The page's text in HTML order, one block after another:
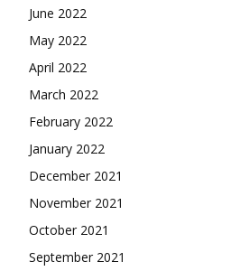
June 2022
May 2022
April 2022
March 2022
February 2022
January 2022
December 2021
November 2021
October 2021
September 2021